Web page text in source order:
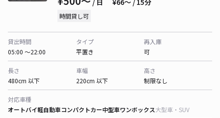
/ 日 ¥66〜 / 15分
時間貸し可
貸出時間
05:00 〜22:00
タイプ
平置き
再入庫
可
長さ
480cm 以下
車幅
220cm 以下
高さ
制限なし
対応車種
オートバイ軽自動車コンパクトカー中型車ワンボックス大型車・SUV